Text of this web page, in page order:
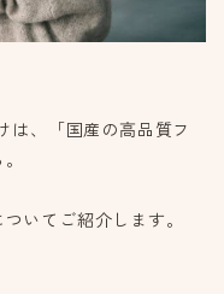
は、「国産の高品質フ
いてご紹介します。